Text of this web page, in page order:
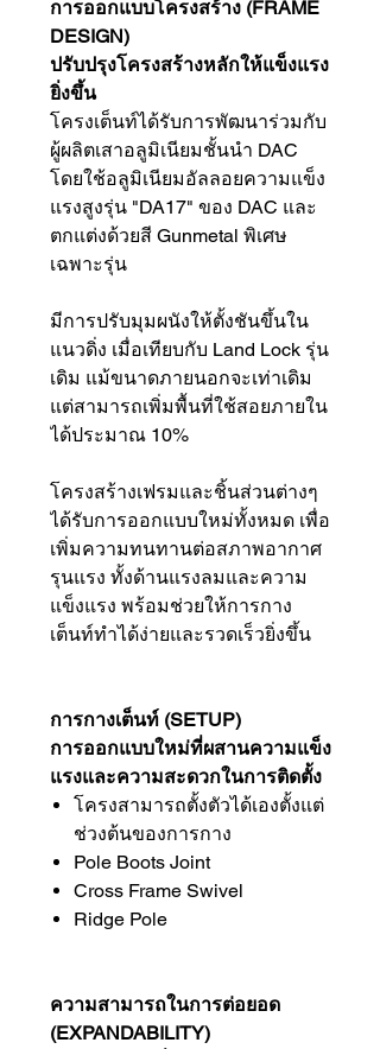
การออกแบบโครงสร้าง (FRAME
DESIGN)
ปรับปรุงโครงสร้างหลักให้แข็งแรง
ยิ่งขึ้น
โครงเต็นท์ได้รับการพัฒนาร่วมกับ
ผู้ผลิตเสาอลูมิเนียมชั้นนำ DAC
โดยใช้อลูมิเนียมอัลลอยความแข็ง
แรงสูงรุ่น "DA17" ของ DAC และ
ตกแต่งด้วยสี Gunmetal พิเศษ
เฉพาะรุ่น
มีการปรับมุมผนังให้ตั้งชันขึ้นใน
แนวดิ่ง เมื่อเทียบกับ Land Lock รุ่น
เดิม แม้ขนาดภายนอกจะเท่าเดิม
แต่สามารถเพิ่มพื้นที่ใช้สอยภายใน
ได้ประมาณ 10%
โครงสร้างเฟรมและชิ้นส่วนต่างๆ
ได้รับการออกแบบใหม่ทั้งหมด เพื่อ
เพิ่มความทนทานต่อสภาพอากาศ
รุนแรง ทั้งด้านแรงลมและความ
แข็งแรง พร้อมช่วยให้การกาง
เต็นท์ทำได้ง่ายและรวดเร็วยิ่งขึ้น
การกางเต็นท์ (SETUP)
การออกแบบใหม่ที่ผสานความแข็ง
แรงและความสะดวกในการติดตั้ง
โครงสามารถตั้งตัวได้เองตั้งแต่
ช่วงต้นของการกาง
Pole Boots Joint
Cross Frame Swivel
Ridge Pole
ความสามารถในการต่อยอด
(EXPANDABILITY)